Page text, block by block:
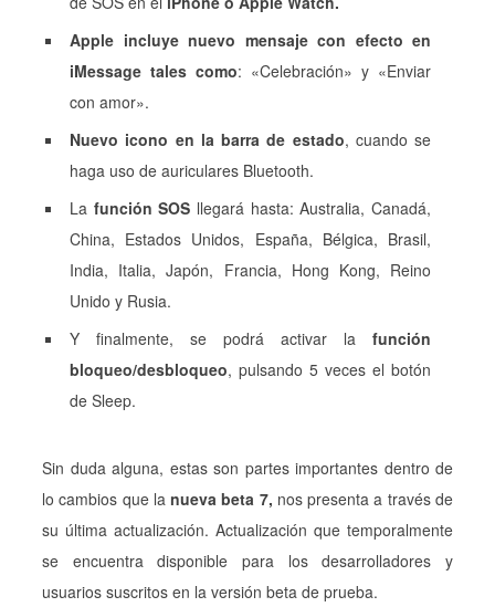
Apple incluye nuevo mensaje con efecto en
iMessage tales como: «Celebración» y «Enviar
con amor».
Nuevo icono en la barra de estado, cuando se
haga uso de auriculares Bluetooth.
La función SOS llegará hasta: Australia, Canadá,
China, Estados Unidos, España, Bélgica, Brasil,
India, Italia, Japón, Francia, Hong Kong, Reino
Unido y Rusia.
Y finalmente, se podrá activar la función
bloqueo/desbloqueo, pulsando 5 veces el botón
de Sleep.
Sin duda alguna, estas son partes importantes dentro de
lo cambios que la nueva beta 7, nos presenta a través de
su última actualización. Actualización que temporalmente
se encuentra disponible para los desarrolladores y
usuarios suscritos en la versión beta de prueba.